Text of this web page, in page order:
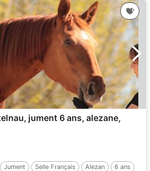
jument 6 ans, alezane,
Jument Selle Français Alezan
6 ans